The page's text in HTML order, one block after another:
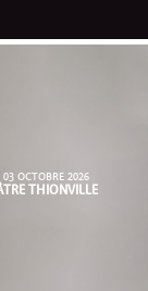
03 OCTOBRE 2026
THIONVILLE